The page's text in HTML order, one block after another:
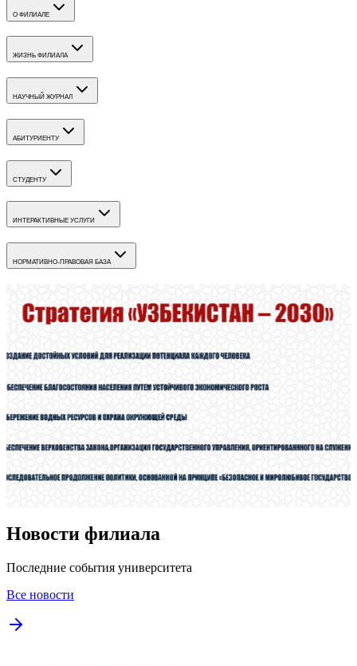
О ФИЛИАЛЕ
ЖИЗНЬ ФИЛИАЛА
НАУЧНЫЙ ЖУРНАЛ
АБИТУРИЕНТУ
СТУДЕНТУ
ИНТЕРАКТИВНЫЕ УСЛУГИ
НОРМАТИВНО-ПРАВОВАЯ БАЗА
Новости филиала
Последние события университета
Все новости